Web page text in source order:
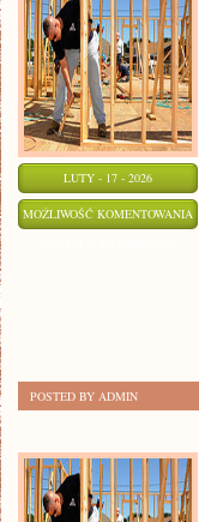
LUTY - 17 - 2026
MOŻLIWOŚĆ KOMENTOWANIA
POSTED BY ADMIN